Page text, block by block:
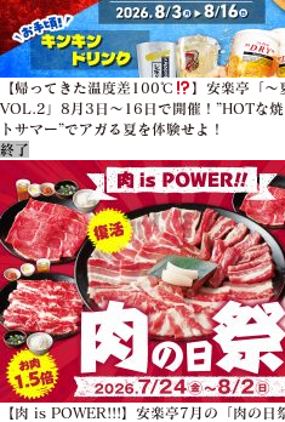
【帰ってきた温度差100℃
】安楽亭「～
VOL.2」8月3日～16日で開催！”HOTな
トサマー”でアガる夏を体験せよ！
終了
【肉 is POWER!!!】安楽亭7月の「肉の